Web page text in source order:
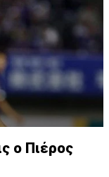
David Beckham
ο Πιέρος